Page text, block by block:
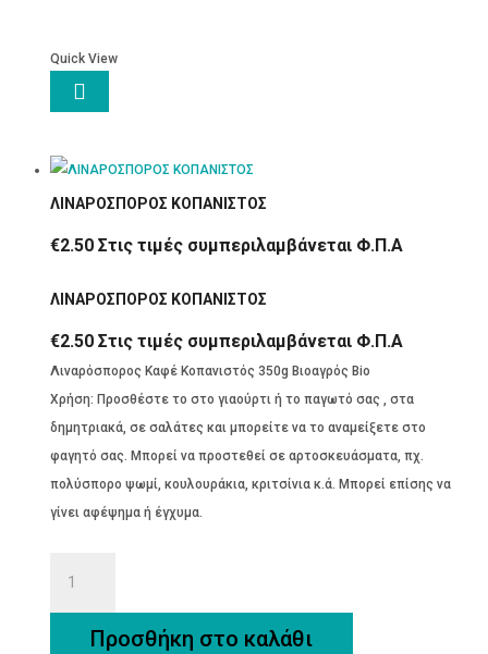
Quick View

ΛΙΝΑΡΟΣΠΟΡΟΣ ΚΟΠΑΝΙΣΤΟΣ
€2.50 Στις τιμές συμπεριλαμβάνεται Φ.Π.Α
ΛΙΝΑΡΟΣΠΟΡΟΣ ΚΟΠΑΝΙΣΤΟΣ
€2.50 Στις τιμές συμπεριλαμβάνεται Φ.Π.Α
Λιναρόσπορος Καφέ Κοπανιστός 350g Βιοαγρός Bio
Χρήση: Προσθέστε το στο γιαούρτι ή το παγωτό σας , στα
δημητριακά, σε σαλάτες και μπορείτε να το αναμείξετε στο
φαγητό σας. Μπορεί να προστεθεί σε αρτοσκευάσματα, πχ.
πολύσπορο ψωμί, κουλουράκια, κριτσίνια κ.ά. Μπορεί επίσης να
γίνει αφέψημα ή έγχυμα.
Προσθήκη στο καλάθι